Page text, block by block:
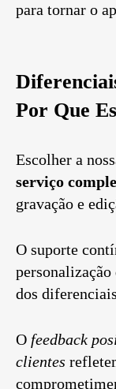
para tornar o
Por Que
Escolher a
serviço
gravação e
O suporte
personalização
dos
O feedback
clientes